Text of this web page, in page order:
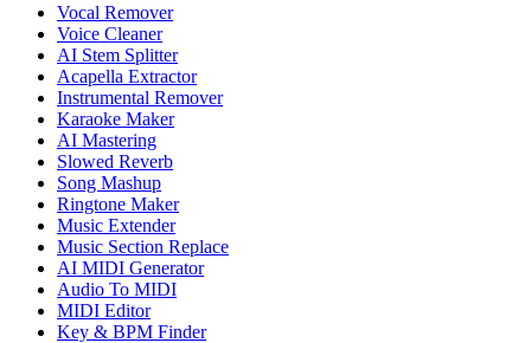
Vocal Remover
Voice Cleaner
AI Stem Splitter
Acapella Extractor
Instrumental Remover
Karaoke Maker
AI Mastering
Slowed Reverb
Song Mashup
Ringtone Maker
Music Extender
Music Section Replace
AI MIDI Generator
Audio To MIDI
MIDI Editor
Key & BPM Finder